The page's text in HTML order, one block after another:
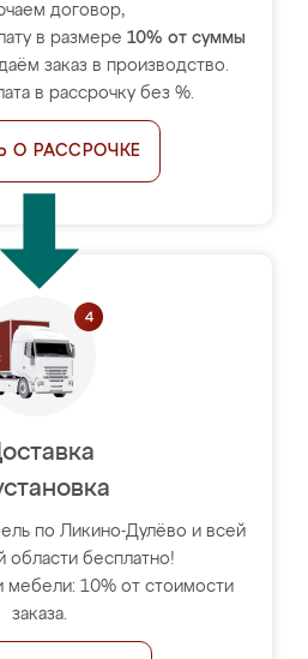
договор,
в размере 10% от суммы
заказ в производство.
в рассрочку без %.
О РАССРОЧКЕ
по Ликино-Дулёво и всей
области бесплатно!
мебели: 10% от стоимости
заказа.